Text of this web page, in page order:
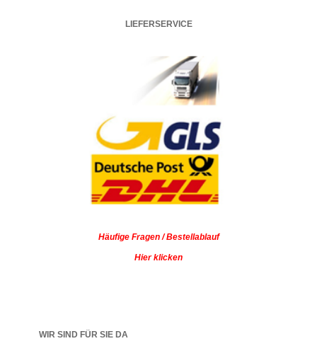
LIEFERSERVICE
Häufige Fragen / Bestellablauf
Hier klicken
WIR SIND FÜR SIE DA